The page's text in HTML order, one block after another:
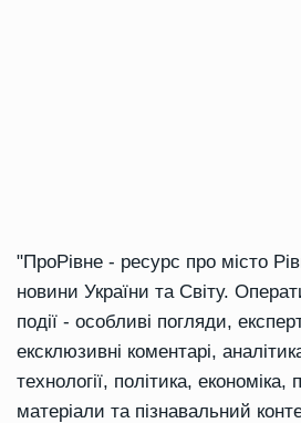
"ПроРівне - ресурс про місто
новини України та Світу.
події - особливі погляди,
ексклюзивні коментарі,
технології, політика, економіка,
матеріали та пізнавальний